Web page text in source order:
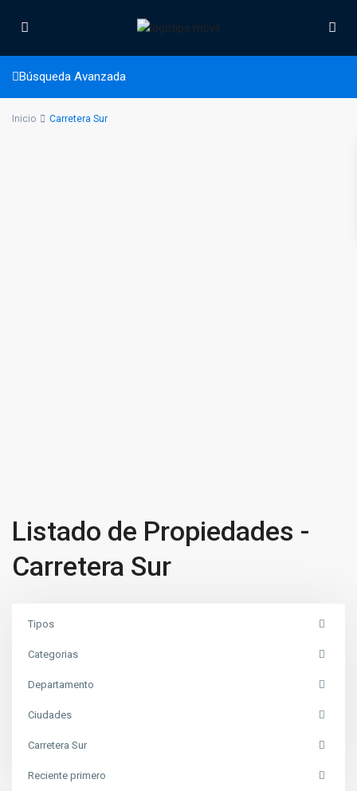
Carretera Sur
Búsqueda Avanzada
Inicio Carretera Sur
Listado de Propiedades -
Carretera Sur
Tipos
Categorias
Departamento
Ciudades
Carretera Sur
Reciente primero